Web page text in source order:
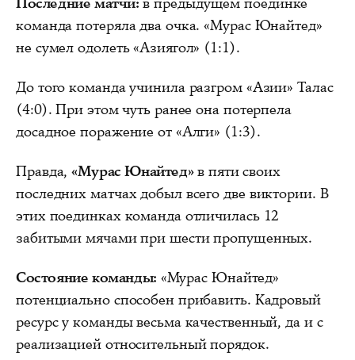
команда потеряла два очка. «Мурас Юнайтед»
не сумел одолеть «Азиягол» (1:1).
До того команда учинила разгром «Азии» Талас
(4:0). При этом чуть ранее она потерпела
досадное поражение от «Алги» (1:3).
Правда,«Мурас Юнайтед»в пяти своих
последних матчах добыл всего две виктории. В
этих поединках команда отличилась 12
забитыми мячами при шести пропущенных.
Состояние команды: «Мурас Юнайтед»
потенциально способен прибавить. Кадровый
ресурс у команды весьма качественный, да и с
реализацией относительный порядок.